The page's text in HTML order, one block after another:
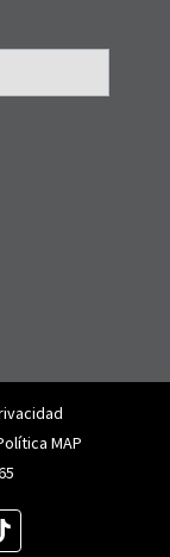
MAP